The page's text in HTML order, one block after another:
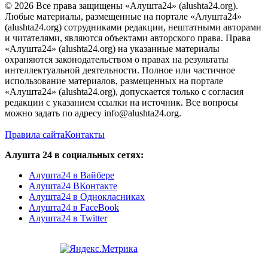
© 2026 Все права защищены «Алушта24» (alushta24.org).
Любые материалы, размещенные на портале «Алушта24»
(alushta24.org) сотрудниками редакции, нештатными авторами
и читателями, являются объектами авторского права. Права
«Алушта24» (alushta24.org) на указанные материалы
охраняются законодательством о правах на результаты
интеллектуальной деятельности. Полное или частичное
использование материалов, размещенных на портале
«Алушта24» (alushta24.org), допускается только с согласия
редакции с указанием ссылки на источник. Все вопросы
можно задать по адресу info@alushta24.org.
Правила сайтаКонтакты
Алушта 24 в социальных сетях:
Алушта24 в Вайбере
Алушта24 ВКонтакте
Алушта24 в Однокласниках
Алушта24 в FaceBook
Алушта24 в Twitter